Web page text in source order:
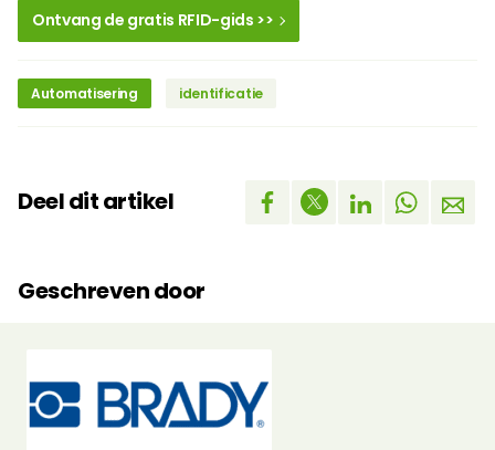
Ontvang de gratis RFID-gids >>
Automatisering identificatie
Deel dit artikel
Geschreven door